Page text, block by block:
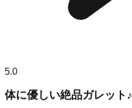
5.0
体に優しい絶品ガレット♪